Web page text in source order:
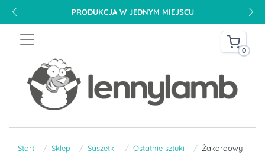
PRODUKCJA W JEDNYM MIEJSCU
0
Start Sklep Saszetki Ostatnie sztuki Żakardowy